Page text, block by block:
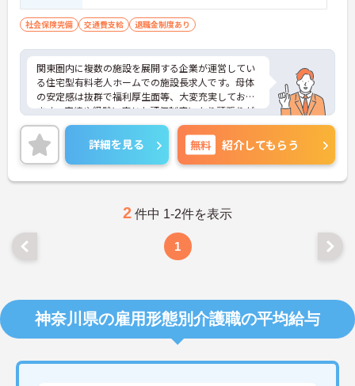
社会保険完備 交通費支給 退職金制度あり
関東圏内に複数の施設を展開する企業が運営してい
る住宅型有料老人ホームでの施設長求人です。母体
の安定感は抜群で福利厚生面等、大変充実しており
ます。実績や経験に応じた評価制度により頑張りが
きちんと給与に還元され、年収500万円以上も期待
できます。ご興味のある方はお気軽にお問い合わせ
下さいませ。
詳細を見る 無料 紹介してもらう
2 件中 1-2件を表示
1
神奈川県の雇用形態別介護職の平均給与